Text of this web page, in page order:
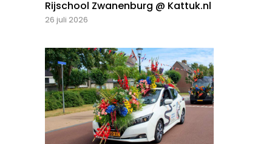
Rijschool Zwanenburg @ Kattuk.nl
26 juli 2026